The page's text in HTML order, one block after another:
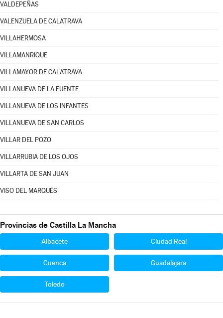
VALDEPEÑAS
VALENZUELA DE CALATRAVA
VILLAHERMOSA
VILLAMANRIQUE
VILLAMAYOR DE CALATRAVA
VILLANUEVA DE LA FUENTE
VILLANUEVA DE LOS INFANTES
VILLANUEVA DE SAN CARLOS
VILLAR DEL POZO
VILLARRUBIA DE LOS OJOS
VILLARTA DE SAN JUAN
VISO DEL MARQUÉS
Provincias de Castilla La Mancha
Albacete Ciudad Real
Cuenca Guadalajara
Toledo